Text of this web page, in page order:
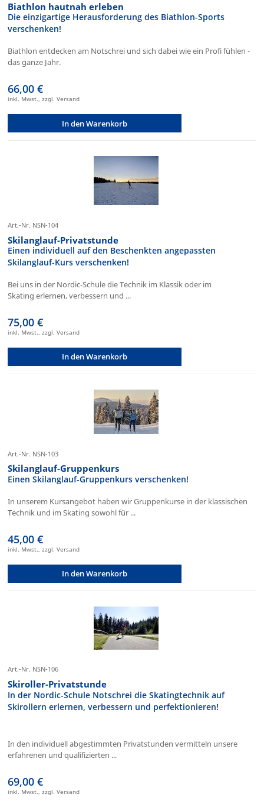
Biathlon hautnah erleben
Die einzigartige Herausforderung des Biathlon-Sports
verschenken!
Biathlon entdecken am Notschrei und sich dabei wie ein Profi fühlen -
das ganze Jahr.
66,00 €
inkl. Mwst., zzgl. Versand
In den Warenkorb
Art.-Nr. NSN-104
Skilanglauf-Privatstunde
Einen individuell auf den Beschenkten angepassten
Skilanglauf-Kurs verschenken!
Bei uns in der Nordic-Schule die Technik im Klassik oder im
Skating erlernen, verbessern und ...
75,00 €
inkl. Mwst., zzgl. Versand
In den Warenkorb
Art.-Nr. NSN-103
Skilanglauf-Gruppenkurs
Einen Skilanglauf-Gruppenkurs verschenken!
In unserem Kursangebot haben wir Gruppenkurse in der klassischen
Technik und im Skating sowohl für ...
45,00 €
inkl. Mwst., zzgl. Versand
In den Warenkorb
Art.-Nr. NSN-106
Skiroller-Privatstunde
In der Nordic-Schule Notschrei die Skatingtechnik auf
Skirollern erlernen, verbessern und perfektionieren!
In den individuell abgestimmten Privatstunden vermitteln unsere
erfahrenen und qualifizierten ...
69,00 €
inkl. Mwst., zzgl. Versand